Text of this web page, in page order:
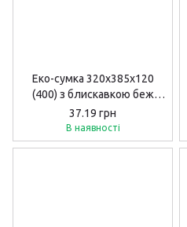
Еко-сумка 320х385х120
(400) з блискавкою беж
Британський прапор Серце
37.19 грн
В наявності